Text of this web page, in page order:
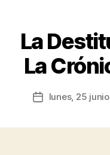
Categorías
La
La
Fechalunes, 25